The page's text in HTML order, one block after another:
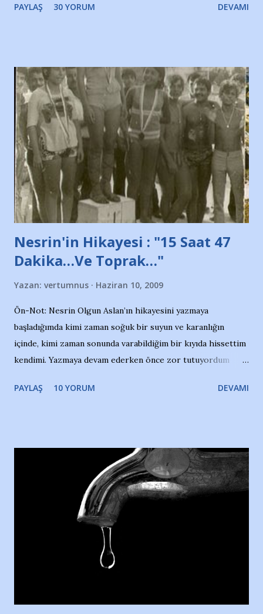
irkildim.. "Bursasporlu taraftarlar, İstanbul takımlarının
ve ürünlerini Bursa şehrinde görmek istemediklerini bir
protesto eylemiyle açıkladıklarını bildiriyordu.. Bu grup
adına açıklama yapan şahsı muhterem(!) ''Açık ve net olarak
söylüyoruz. Bu son uyarımızdır. Bunun yanısıra, bu takımlara
ait tanıtıcı ilanların asılmasına izin veren Bursa Büyükşehir
Belediyesi ile mağazaların bulunduğu alışveriş merkezlerini
de kınıyoruz'' diye de eklemiş .. Blogumuzda okuduğum bu
yazının hemen ardından bu habe...
PAYLAŞ 30 YORUM DEVAMI
Nesrin'in Hikayesi : "15 Saat 47
Dakika…Ve Toprak…"
Yazan: vertumnus Haziran 10, 2009
Ön-Not: Nesrin Olgun Aslan’ın hikayesini yazmaya
başladığımda kimi zaman soğuk bir suyun ve karanlığın
içinde, kimi zaman sonunda varabildiğim bir kıyıda hissettim
kendimi. Yazmaya devam ederken önce zor tutuyordum
Yazımı, ağlayarak bitirebildim ancak…Kendisinin web
Nesrin’in Hikayesi’ne başlıyorum… 1964 Adana Yüzme
havuzunun kenarında 7 yaşında kara kuru bir kız çocuğu
duruyor. Havuzun içinde Adana Demirspor Kulübü
yüzücüleri. Erkekler çoğunlukta. Küçük kız etrafına bakıyor.
Sadece 4 kız çocuğu var. Nesrin, Adana Demirspor’un 4
kızından biri oluyor o gün…Giriyor havuza. 1973 – 1975
Adana Nesrin, 16 yaşında. Yüzüyor. 7 yaşında girdiği
Türkiye 3.lüğü var. 17 yaşında mar...
PAYLAŞ 10 YORUM DEVAMI